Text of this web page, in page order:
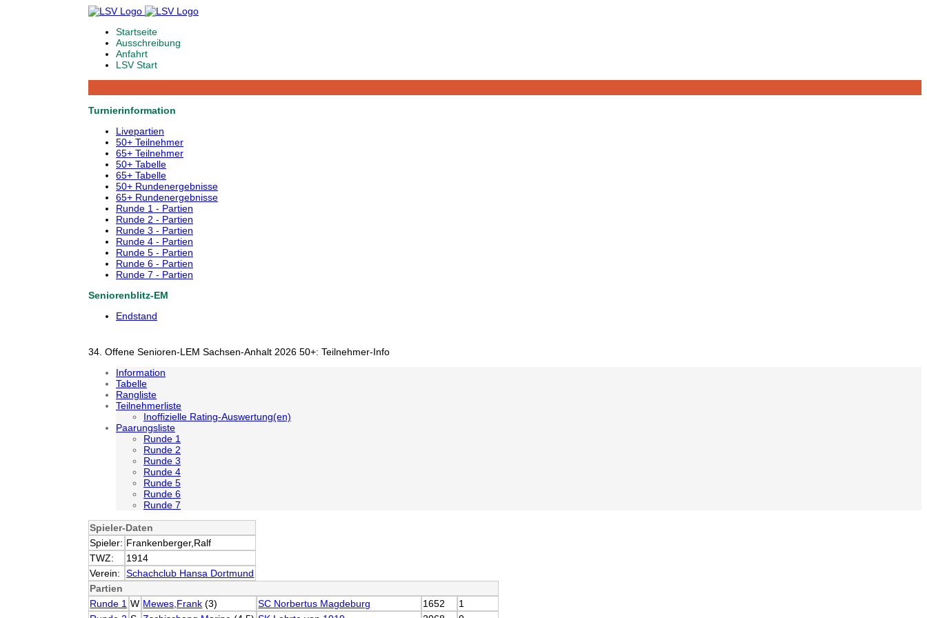
Startseite
Ausschreibung
Anfahrt
LSV Start
Turnierinformation
Livepartien
50+ Teilnehmer
65+ Teilnehmer
50+ Tabelle
65+ Tabelle
50+ Rundenergebnisse
65+ Rundenergebnisse
Runde 1 - Partien
Runde 2 - Partien
Runde 3 - Partien
Runde 4 - Partien
Runde 5 - Partien
Runde 6 - Partien
Runde 7 - Partien
Seniorenblitz-EM
Endstand
34. Offene Senioren-LEM Sachsen-Anhalt 2026 50+: Teilnehmer-Info
Information
Tabelle
Rangliste
Teilnehmerliste
Inoffizielle Rating-Auswertung(en)
Paarungsliste
Runde 1
Runde 2
Runde 3
Runde 4
Runde 5
Runde 6
Runde 7
Spieler-Daten
Spieler: Frankenberger,Ralf
TWZ:
1914
Verein:
Schachclub Hansa Dortmund
Partien
Runde 1 W Mewes,Frank (3) SC Norbertus Magdeburg 1652
1